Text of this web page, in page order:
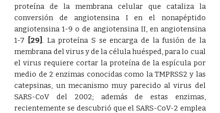
proteína de la membrana celular que cataliza la
conversión de angiotensina I en el nonapéptido
angiotensina 1-9 o de angiotensina II, en angiotensina
1-7
[29] . La proteína S se encarga de la fusión de la
membrana del virus y de la célula huésped, para lo cual
el virus requiere cortar la proteína de la espícula por
medio de 2 enzimas conocidas como la TMPRSS2 y las
catepsinas, un mecanismo muy parecido al virus del
SARS-CoV del 2002; además de estas enzimas,
recientemente se descubrió que el SARS-CoV-2 emplea